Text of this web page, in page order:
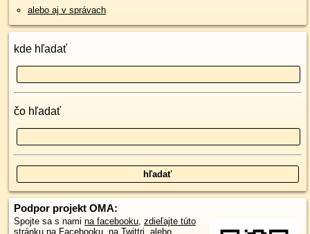
alebo aj v správach
kde hľadať
čo hľadať
Podpor projekt OMA:
Spojte sa s nami na facebooku, zdieľajte túto
stránku na Facebooku na Twittri , alebo